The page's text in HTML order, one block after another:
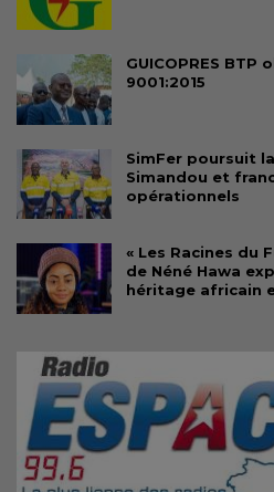
GUICOPRES
9001:2015
SimFer poursuit
Simandou et
opérationnels
« Les Racines du
de Néné Hawa
héritage africain